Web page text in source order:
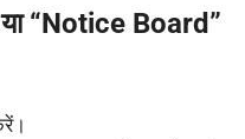
“Notice Board”